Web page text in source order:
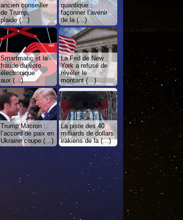
ancien conseiller
de Trump,
plaide (…)
quantique :
façonner l’avenir
de la (…)
Smartmatic et la
fraude du vote
électronique
aux (…)
La Fed de New
York a refusé de
révéler le
montant (…)
Trump Macron :
l’accord de paix en
Ukraine coupe (…)
La piste des 40
milliards de dollars
irakiens de la (…)